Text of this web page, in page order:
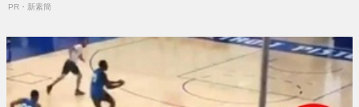
PR・新素簡